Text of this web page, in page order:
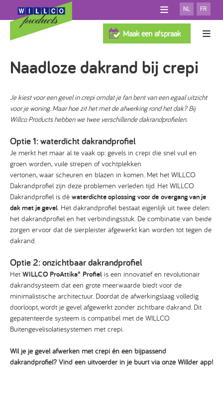
SHOWROOM
DOWNLOADS
FAQ
CONTACT
PROFESSIONAL
NL FR
TEST GEVELSYSTEEM
SYSTEEM MET ISOLATIE
SYSTEEM ZONDER ISOLATIE
GEVENTILEERD SYSTEEM
100% Willco Products
Willco Care
Referenties
Zoek je uitvoerder
Maak een afspraak
Naadloze dakrand bij crepi
Je kiest voor een gevel in crepi omdat je fan bent van een egaal uitzicht
voor je woning. Maar hoe zit het met de afwerking rond het dak? Bij
Willco Products hebben we twee verschillende dakrandprofielen.
Optie 1: waterdicht dakrandprofiel
Je merkt het maar al te vaak op: gevels in crepi die snel vuil en
groen worden, vuile strepen of vochtplekken
vertonen, waar scheuren en blazen in komen. Met het WILLCO
Dakrandprofiel zijn deze problemen verleden tijd. Het WILLCO
Dakrandprofiel is dé waterdichte oplossing voor de overgang van je
dak met je gevel. Het dakrandprofiel bestaat eigenlijk uit twee delen:
het dakrandprofiel en het verbindingsstuk. De combinatie van beide
zorgen ervoor dat de sierpleister afgewerkt kan worden tot tegen de
dakrand.
Optie 2: onzichtbaar dakrandprofiel
Het WILLCO ProAttika® Profiel is een innovatief en revolutionair
dakrandsysteem dat een grote meerwaarde biedt voor de
minimalistische architectuur. Doordat de afwerkingslaag volledig
doorloopt, wordt je gevel afgewerkt zonder zichtbare dakrand. Dit
gepatenteerde systeem is compatibel met de WILLCO
Buitengevelisolatiesystemen met crepi.
Wil je je gevel afwerken met crepi én een bijpassend
dakrandprofiel? Vind een uitvoerder in je buurt via onze Willder app!